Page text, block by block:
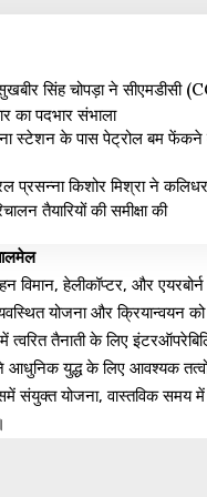
सिंह चोपड़ा ने सीएमडीसी
का पदभार संभाला
स्टेशन के पास पेट्रोल बम
प्रसन्ना किशोर मिश्रा ने
तैयारियों की समीक्षा की
विमान, हेलीकॉप्टर, और
योजना और क्रियान्वयन को
त्वरित तैनाती के लिए
आधुनिक युद्ध के लिए आवश्यक
संयुक्त योजना, वास्तविक समय